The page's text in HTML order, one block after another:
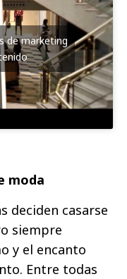
de marketing
moda
deciden casarse
siempre
y el encanto
Entre todas